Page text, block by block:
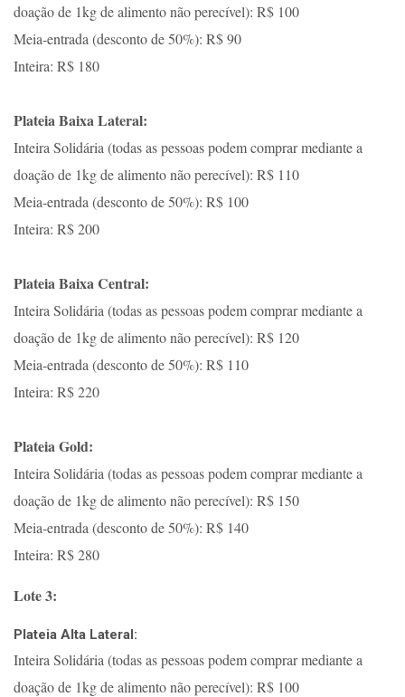
doação de 1kg de alimento não perecível): R$ 100
Meia-entrada (desconto de 50%): R$ 90
Inteira: R$ 180
Plateia Baixa Lateral:
Inteira Solidária (todas as pessoas podem comprar mediante a
doação de 1kg de alimento não perecível): R$ 110
Meia-entrada (desconto de 50%): R$ 100
Inteira: R$ 200
Plateia Baixa Central:
Inteira Solidária (todas as pessoas podem comprar mediante a
doação de 1kg de alimento não perecível): R$ 120
Meia-entrada (desconto de 50%): R$ 110
Inteira: R$ 220
Plateia Gold:
Inteira Solidária (todas as pessoas podem comprar mediante a
doação de 1kg de alimento não perecível): R$ 150
Meia-entrada (desconto de 50%): R$ 140
Inteira: R$ 280
Lote 3:
Plateia Alta Lateral:
Inteira Solidária (todas as pessoas podem comprar mediante a
doação de 1kg de alimento não perecível): R$ 100